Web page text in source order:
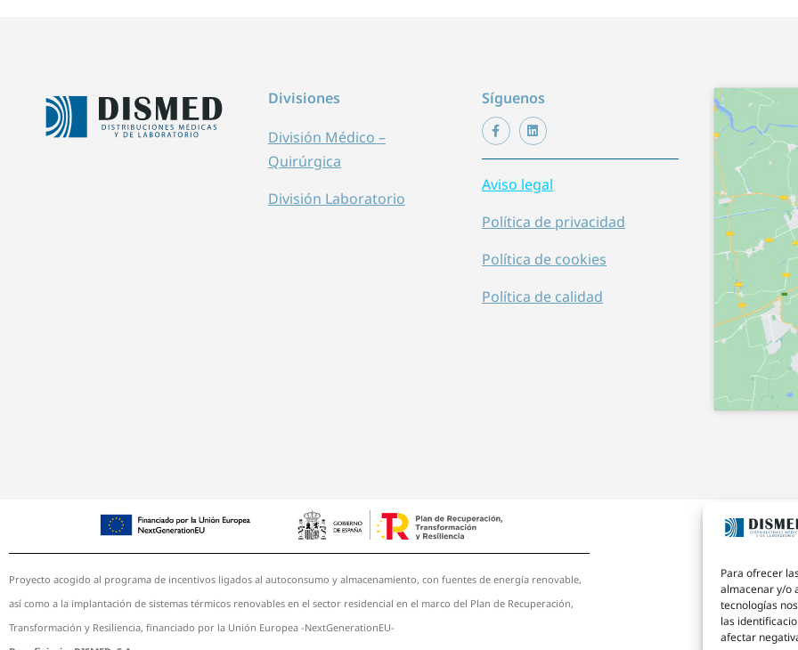
Para ofrecer
almacenar y/o
tecnologías
las
afectar
Divisiones
División Médico –
Quirúrgica
División Laboratorio
Síguenos
Aviso legal
Política de privacidad
Política de cookies
Política de calidad
Proyecto acogido al programa de incentivos ligados al autoconsumo y almacenamiento, con fuentes de energía renovable,
así como a la implantación de sistemas térmicos renovables en el sector residencial en el marco del Plan de Recuperación,
Transformación y Resiliencia, financiado por la Unión Europea -NextGenerationEU-